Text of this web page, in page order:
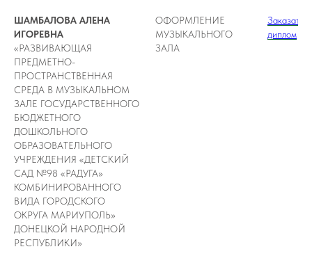
ШАМБАЛОВА АЛЕНА
ИГОРЕВНА
«РАЗВИВАЮЩАЯ
ПРЕДМЕТНО-
ПРОСТРАНСТВЕННАЯ
СРЕДА В МУЗЫКАЛЬНОМ
ЗАЛЕ ГОСУДАРСТВЕННОГО
БЮДЖЕТНОГО
ДОШКОЛЬНОГО
ОБРАЗОВАТЕЛЬНОГО
УЧРЕЖДЕНИЯ «ДЕТСКИЙ
САД №98 «РАДУГА»
КОМБИНИРОВАННОГО
ВИДА ГОРОДСКОГО
ОКРУГА МАРИУПОЛЬ»
ДОНЕЦКОЙ НАРОДНОЙ
РЕСПУБЛИКИ»
ОФОРМЛЕНИЕ
МУЗЫКАЛЬНОГО
ЗАЛА
Заказать
диплом